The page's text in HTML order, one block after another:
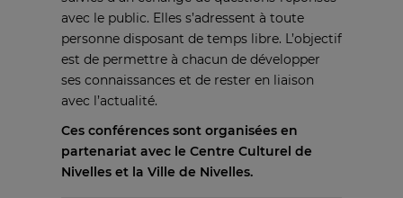
avec le public. Elles s’adressent à toute
personne disposant de temps libre. L’objectif
est de permettre à chacun de développer
ses connaissances et de rester en liaison
avec l’actualité.
Ces conférences sont organisées en
partenariat avec le Centre Culturel de
Nivelles et la Ville de Nivelles.